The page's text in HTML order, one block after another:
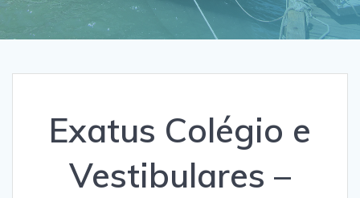
Exatus Colégio e
Vestibulares –